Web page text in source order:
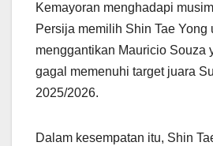
Kemayoran menghadapi
Persija memilih Shin Tae Yong
menggantikan Mauricio Souza
gagal memenuhi target juara
2025/2026.
Dalam kesempatan itu, Shin